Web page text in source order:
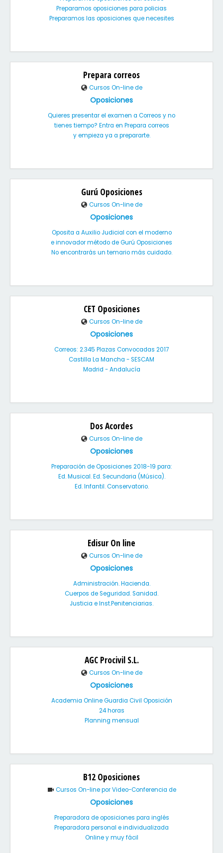
Preparamos oposiciones para policias
Preparamos las oposiciones que necesites
Prepara correos
Cursos On-line de
Oposiciones
Quieres presentar el examen a Correos y no
tienes tiempo? Entra en Prepara correos
y empieza ya a prepararte.
Gurú Oposiciones
Cursos On-line de
Oposiciones
Oposita a Auxilio Judicial con el moderno
e innovador método de Gurú Oposiciones
No encontrarás un temario más cuidado.
CET Oposiciones
Cursos On-line de
Oposiciones
Correos: 2.345 Plazas Convocadas 2017
Castilla La Mancha - SESCAM
Madrid - Andalucía
Dos Acordes
Cursos On-line de
Oposiciones
Preparación de Oposiciones 2018-19 para:
Ed. Musical. Ed. Secundaria (Música).
Ed. Infantil. Conservatorio.
Edisur On line
Cursos On-line de
Oposiciones
Administración. Hacienda.
Cuerpos de Seguridad. Sanidad.
Justicia e Inst.Penitenciarias.
AGC Procivil S.L.
Cursos On-line de
Oposiciones
Academia Online Guardia Civil Oposición
24 horas
Planning mensual
B12 Oposiciones
Cursos On-line por Video-Conferencia de
Oposiciones
Preparadora de oposiciones para inglés
Preparadora personal e individualizada
Online y muy fácil